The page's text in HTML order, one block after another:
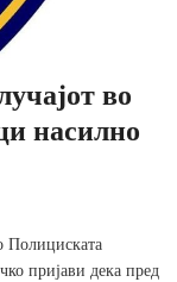
во
насилно
пријави дека пред